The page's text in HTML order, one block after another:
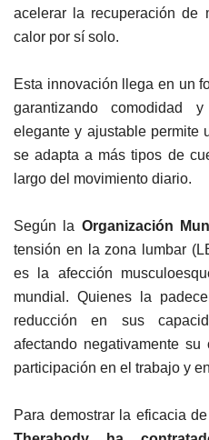
acelerar la recuperación de
calor por sí solo.
Esta innovación llega en un
garantizando comodidad
elegante y ajustable permite
se adapta a más tipos de
largo del movimiento diario.
Según la Organización
tensión en la zona lumbar
es la afección
mundial. Quienes la
reducción en sus
afectando negativamente
participación en el trabajo y
Para demostrar la eficacia